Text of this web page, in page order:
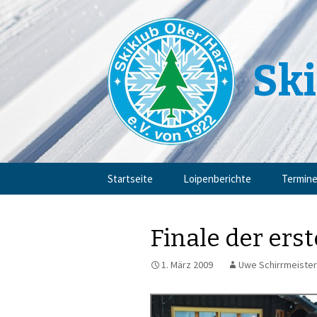
Startseite Loipenberichte Termine
Finale der
1. März 2009 Uwe Schirrmeister